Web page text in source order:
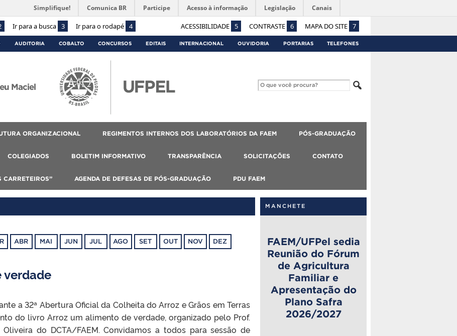
Ir para a busca 3 Ir para o rodapé 4 ACESSIBILIDADE 5 CONTRASTE 6 MAPA DO SITE 7
Simplifique! Comunica BR Participe Acesso à informação Legislação Canais
AUDITORIA COBALTO CONCURSOS EDITAIS INTERNACIONAL OUVIDORIA PORTARIAS TELEFONES
Maciel
ORGANIZACIONAL REGIMENTOS INTERNOS DOS LABORATÓRIOS DA FAEM PÓS-GRADUAÇÃO
COLEGIADOS BOLETIM INFORMATIVO TRANSPARÊNCIA SOLICITAÇÕES CONTATO
CARRETEIROS” AGENDA DE DEFESAS DE PÓS-GRADUAÇÃO PDU FAEM
ABR MAI JUN JUL AGO SET OUT NOV DEZ
verdade
a 32ª Abertura Oficial da Colheita do Arroz e Grãos em Terras
do livro Arroz um alimento de verdade, organizado pelo Prof.
Oliveira do DCTA/FAEM. Convidamos a todos para sessão de
MANCHETE
FAEM/UFPel sedia
Reunião do Fórum
de Agricultura
Familiar e
Apresentação do
Plano Safra
2026/2027